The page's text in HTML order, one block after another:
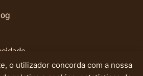
o utilizador concorda com a nossa